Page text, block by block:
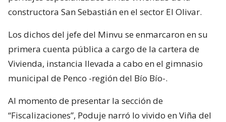
constructora San Sebastián en el sector El Olivar.
Los dichos del jefe del Minvu se enmarcaron en su
primera cuenta pública a cargo de la cartera de
Vivienda, instancia llevada a cabo en el gimnasio
municipal de Penco -región del Bío Bío-.
Al momento de presentar la sección de
“Fiscalizaciones”, Poduje narró lo vivido en Viña del